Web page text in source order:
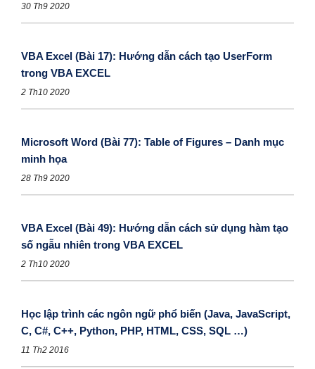
30 Th9 2020
VBA Excel (Bài 17): Hướng dẫn cách tạo UserForm
trong VBA EXCEL
2 Th10 2020
Microsoft Word (Bài 77): Table of Figures – Danh mục
minh họa
28 Th9 2020
VBA Excel (Bài 49): Hướng dẫn cách sử dụng hàm tạo
số ngẫu nhiên trong VBA EXCEL
2 Th10 2020
Học lập trình các ngôn ngữ phổ biến (Java, JavaScript,
C, C#, C++, Python, PHP, HTML, CSS, SQL …)
11 Th2 2016